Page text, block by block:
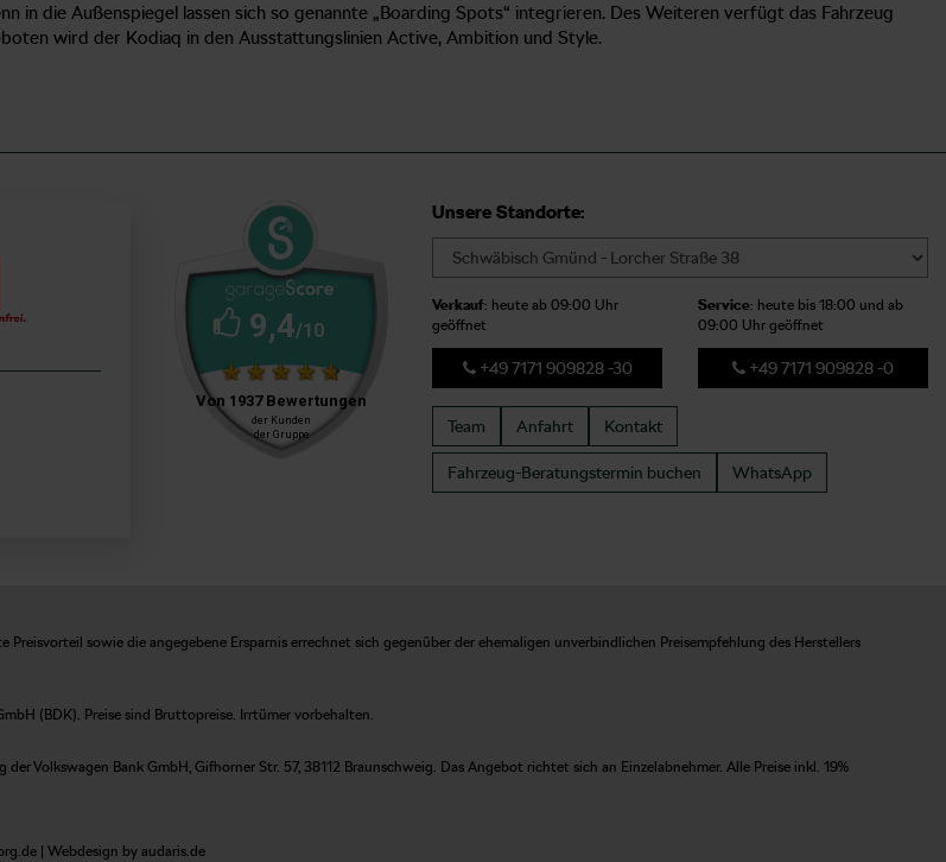
in die Außenspiegel lassen sich so genannte „Boarding Spots“ integrieren. Des Weiteren verfügt das Fahrzeug
wird der Kodiaq in den Ausstattungslinien Active, Ambition und Style.
Unsere Standorte:
Verkauf: heute ab 09:00 Uhr
geöffnet
+49 7171 909828 -30
Service: heute bis 18:00 und ab
09:00 Uhr geöffnet
+49 7171 909828 -0
Team Anfahrt Kontakt
Fahrzeug-Beratungstermin buchen WhatsApp
sowie die angegebene Ersparnis errechnet sich gegenüber der ehemaligen unverbindlichen Preisempfehlung des Herstellers
(BDK). Preise sind Bruttopreise. Irrtümer vorbehalten.
Volkswagen Bank GmbH, Gifhorner Str. 57, 38112 Braunschweig. Das Angebot richtet sich an Einzelabnehmer. Alle Preise inkl. 19%
Webdesign by audaris.de